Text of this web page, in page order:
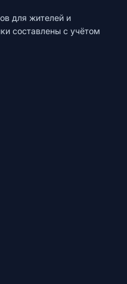
для жителей и
составлены с учётом